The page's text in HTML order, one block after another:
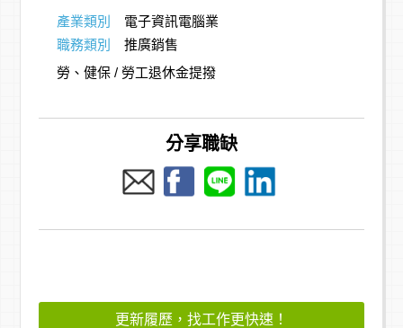
產業類別
電子資訊電腦業
職務類別
推廣銷售
勞、健保 / 勞工退休金提撥
分享職缺
更新履歷，找工作更快速！